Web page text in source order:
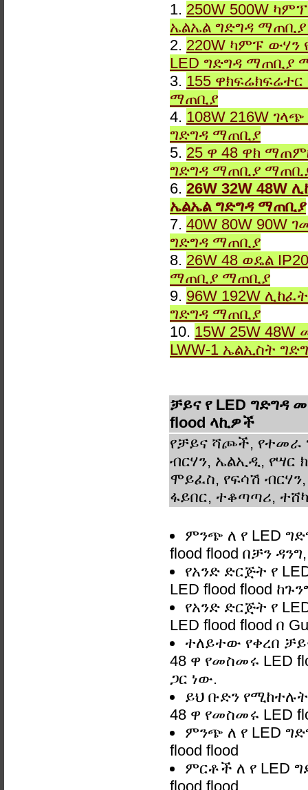
1. 250W 500W
ኤልኤል ግድግዳ
2. 220W ካምፑ ውሃን
LED ግድግዳ ማጠቢያ
3. 155 ዋክፍሬክፍሬተር
ማጠቢያ
4. 108W 216W
ግድግዳ ማጠቢያ
5. 25 ዋ 48 ዋክ
ግድግዳ ማጠቢያ
6. 26W 32W 48W
ኤልኤል ግድግዳ ማጠቢያ
7. 40W 80W 90W
ግድግዳ ማጠቢያ
8. 26W 48 ወዴል
ማጠቢያ ማጠቢያ
9. 96W 192W
ግድግዳ ማጠቢያ
10. 15W 25W
LWW-1 ኤልኢስት
ቻይና የ LED ግድግዳ
flood ላኪዎች
የቻይና ሻጮች, የተመራ
ብርሃን, ኤልኢዲ, የሣር
ሞይፈስ, የፍሳሽ
ፋይበር, ተቆጣጣሪ,
ምንጭ ለ የ LED
flood flood በቻን
የአንድ ድርጅት የ
LED flood flood
የአንድ ድርጅት የ
LED flood flood በ
ተለይተው የቀረበ
48 ዋ የመስመሩ LED
ጋር ነው.
ይህ ቡድን
48 ዋ የመስመሩ LED
ምንጭ ለ የ LED
flood flood
ምርቶች ለ የ LED
flood flood